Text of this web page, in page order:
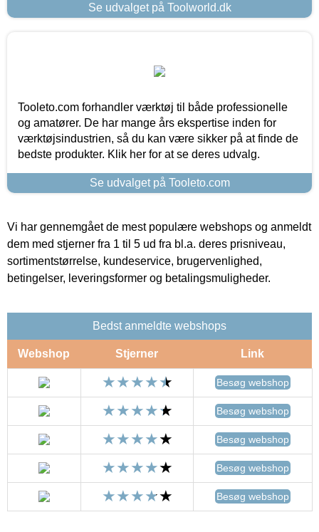
Se udvalget på Toolworld.dk
Tooleto.com forhandler værktøj til både professionelle
og amatører. De har mange års ekspertise inden for
værktøjsindustrien, så du kan være sikker på at finde de
bedste produkter. Klik her for at se deres udvalg.
Se udvalget på Tooleto.com
Vi har gennemgået de mest populære webshops og anmeldt
dem med stjerner fra 1 til 5 ud fra bl.a. deres prisniveau,
sortimentstørrelse, kundeservice, brugervenlighed,
betingelser, leveringsformer og betalingsmuligheder.
Bedst anmeldte webshops
Webshop Stjerner Link
Besøg webshop
Besøg webshop
Besøg webshop
Besøg webshop
Besøg webshop